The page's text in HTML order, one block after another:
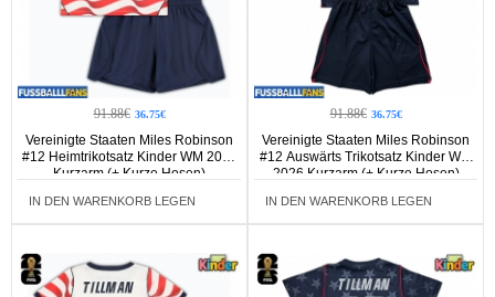
91.88€ 36.75€
Vereinigte Staaten Miles Robinson
#12 Heimtrikotsatz Kinder WM 2026
Kurzarm (+ Kurze Hosen)
IN DEN WARENKORB LEGEN
91.88€ 36.75€
Vereinigte Staaten Miles Robinson
#12 Auswärts Trikotsatz Kinder WM
2026 Kurzarm (+ Kurze Hosen)
IN DEN WARENKORB LEGEN